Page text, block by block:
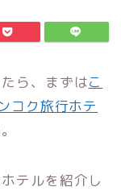
ら、まずはこ
コク旅行ホテ
テルを紹介し